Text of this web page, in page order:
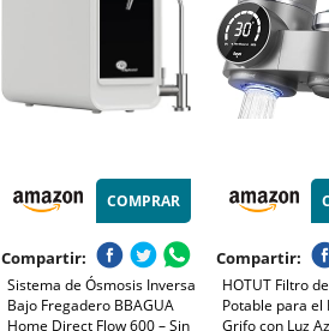
COMPRAR
Compartir:
Sistema de Ósmosis Inversa
Bajo Fregadero BBAGUA
Home Direct Flow 600 – Sin
Compartir:
HOTUT Filtro
Potable para el
Grifo con Luz